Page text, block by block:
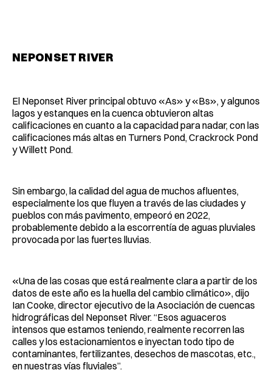
NEPONSET RIVER
El Neponset River principal obtuvo «As» y «Bs», y algunos
lagos y estanques en la cuenca obtuvieron altas
calificaciones en cuanto a la capacidad para nadar, con las
calificaciones más altas en Turners Pond, Crackrock Pond
y Willett Pond.
Sin embargo, la calidad del agua de muchos afluentes,
especialmente los que fluyen a través de las ciudades y
pueblos con más pavimento, empeoró en 2022,
probablemente debido a la escorrentía de aguas pluviales
provocada por las fuertes lluvias.
«Una de las cosas que está realmente clara a partir de los
datos de este año es la huella del cambio climático», dijo
Ian Cooke, director ejecutivo de la Asociación de cuencas
hidrográficas del Neponset River. “Esos aguaceros
intensos que estamos teniendo, realmente recorren las
calles y los estacionamientos e inyectan todo tipo de
contaminantes, fertilizantes, desechos de mascotas, etc.,
en nuestras vías fluviales”.